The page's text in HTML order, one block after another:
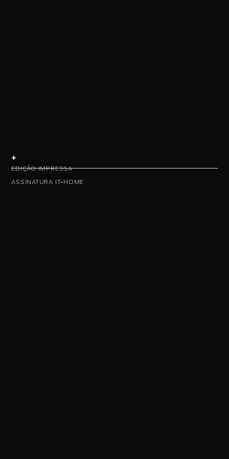
+
EDIÇÃO IMPRESSA
ASSINATURA IT•HOME